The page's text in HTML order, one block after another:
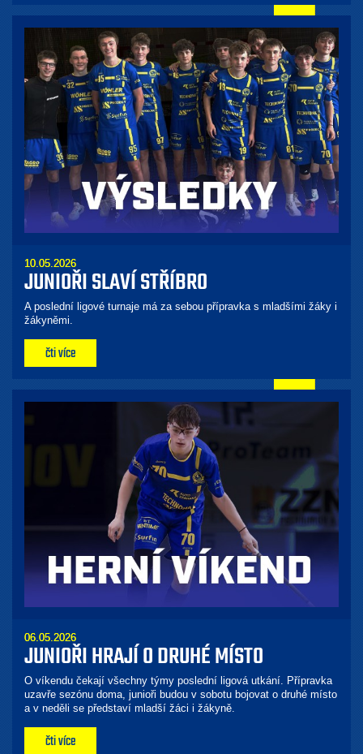
10.05.2026
JUNIOŘI SLAVÍ STŘÍBRO
A poslední ligové turnaje má za sebou přípravka s mladšími žáky i
žákyněmi.
čti více
06.05.2026
JUNIOŘI HRAJÍ O DRUHÉ MÍSTO
O víkendu čekají všechny týmy poslední ligová utkání. Přípravka
uzavře sezónu doma, junioři budou v sobotu bojovat o druhé místo
a v neděli se představí mladší žáci i žákyně.
čti více